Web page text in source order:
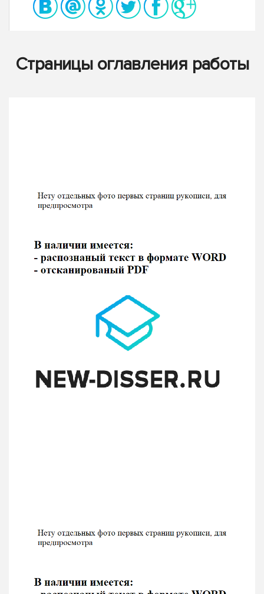
Страницы оглавления работы